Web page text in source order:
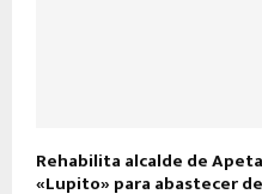
Rehabilita alcalde de
«Lupito» para abastecer